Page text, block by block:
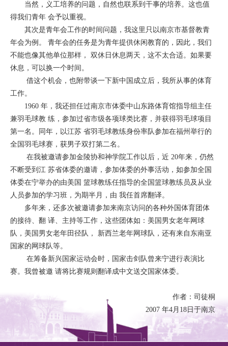
当然，义工培养的问题，自然也联系到干事的培养。这也值
得我们青年 会予以重视。
其次是青年会工作的时间问题，我这里只以南京市基督教青
年会为例。 青年会的任务是为青年提供休闲教育的，因此，我们
不能也像其他单位那样， 双休日休息两天，这不太合适。如果要
休息，可以换一个时间。
借这个机会，也附带谈一下新中国成立后，我所从事的体育
工作。
1960 年，我还担任过南京市体委中山东路体育馆指导组主任
兼羽毛球教 练，参加过省市级各项球类比赛，并获得羽毛球项目
第一名。同年，以江苏 省羽毛球教练身份率队参加在福州举行的
全国羽毛球赛，获男子双打第二名。
在我被邀请参加金陵协和神学院工作以后，近 20年来，仍然
不断受到江 苏省体委的邀请，参加体委的外事活动，如参加全国
体委在宁举办的由美国 篮球教练任指导的全国篮球教练员及从业
人员参加的学习班，为期半月，由 我任首席翻译。
多年来，还多次被邀请参加来南京访问的各种外国体育团体
的接待、翻 译、主持等工作，这些团体如：美国男女老年网球
队，美国男女老年田径队， 新西兰老年网球队，还有来自东南亚
国家的网球队等。
在筹备新兴国家运动会时，国家击剑队曾来宁进行表演比
赛。我曾被邀 请将比赛规则翻译成中文送交国家体委。
作者：司徒桐
2007 年4月18日于南京